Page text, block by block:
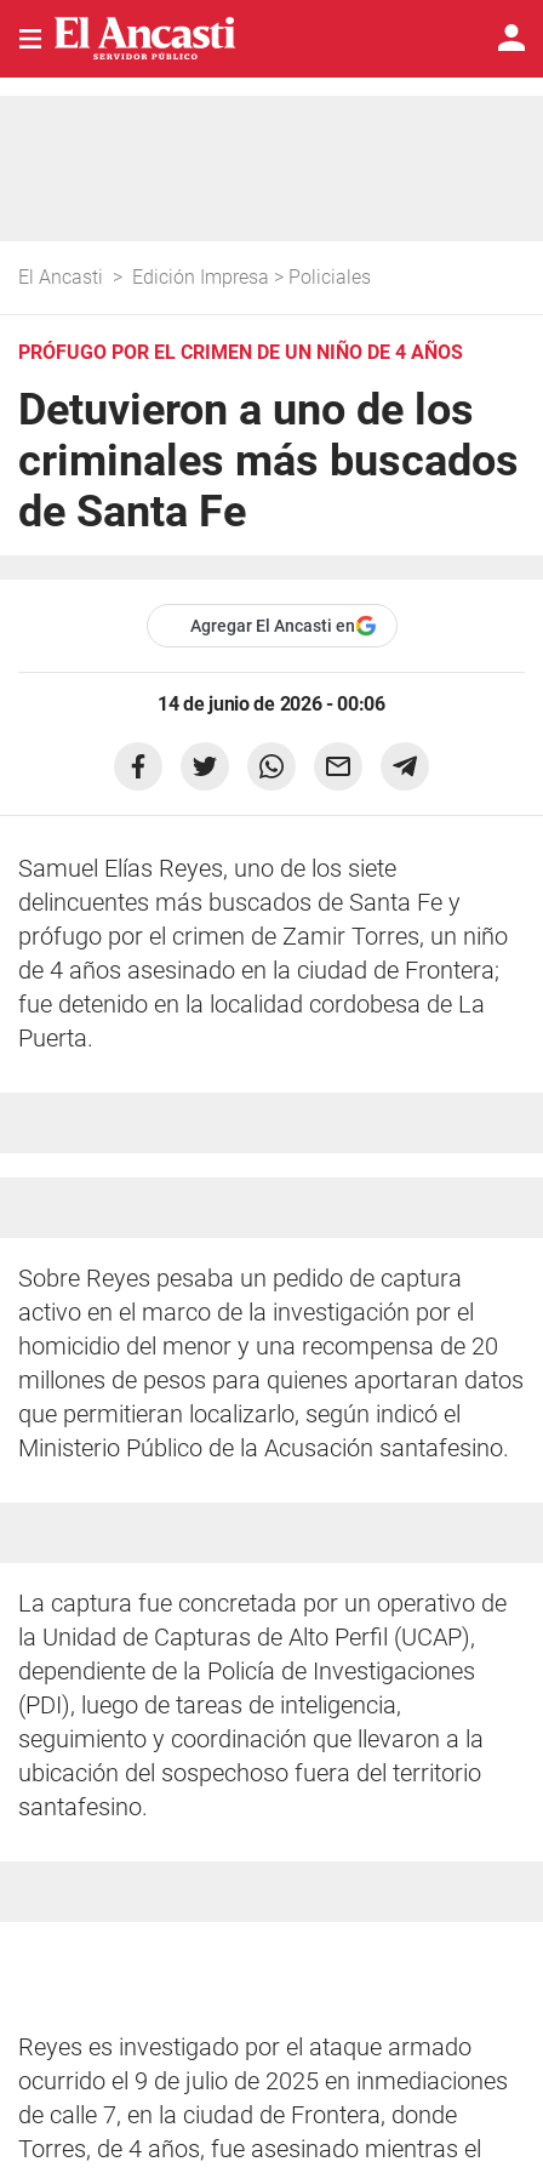
El Ancasti > Edición Impresa > Policiales
PRÓFUGO POR EL CRIMEN DE UN NIÑO DE 4 AÑOS
Detuvieron a uno de los
criminales más buscados
de Santa Fe
Agregar El Ancasti en
14 de junio de 2026 - 00:06
Samuel Elías Reyes, uno de los siete
delincuentes más buscados de Santa Fe y
prófugo por el crimen de Zamir Torres, un niño
de 4 años asesinado en la ciudad de Frontera;
fue detenido en la localidad cordobesa de La
Puerta.
Sobre Reyes pesaba un pedido de captura
activo en el marco de la investigación por el
homicidio del menor y una recompensa de 20
millones de pesos para quienes aportaran datos
que permitieran localizarlo, según indicó el
Ministerio Público de la Acusación santafesino.
La captura fue concretada por un operativo de
la Unidad de Capturas de Alto Perfil (UCAP),
dependiente de la Policía de Investigaciones
(PDI), luego de tareas de inteligencia,
seguimiento y coordinación que llevaron a la
ubicación del sospechoso fuera del territorio
santafesino.
Reyes es investigado por el ataque armado
ocurrido el 9 de julio de 2025 en inmediaciones
de calle 7, en la ciudad de Frontera, donde
Torres, de 4 años, fue asesinado mientras el